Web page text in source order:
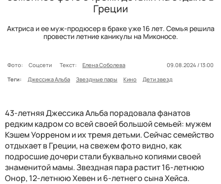
Греции
Актриса и ее муж-продюсер в браке уже 16 лет. Семья решила
провести летние каникулы на Миконосе.
Фото: Соцсети Текст: Елена Соболева
09.08.2024 / 13:00
Теги:
Джессика Альба Звездные пары Кино Дети звезд
43-летняя Джессика Альба порадовала фанатов
редким кадром со всей своей большой семьей: мужем
Кэшем Уорреном и их тремя детьми. Сейчас семейство
отдыхает в Греции, на свежем фото видно, как
подросшие дочери стали буквально копиями своей
знаменитой мамы. Звездная пара растит 16-летнюю
Онор, 12-летнюю Хевен и 6-летнего сына Хейса.